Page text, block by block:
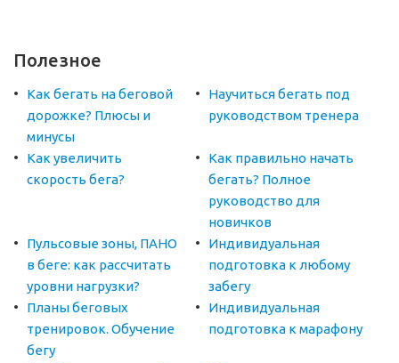
Полезное
Как бегать на беговой
дорожке? Плюсы и
минусы
Научиться бегать под
руководством тренера
Как увеличить
скорость бега?
Как правильно начать
бегать? Полное
руководство для
новичков
Пульсовые зоны, ПАНО
в беге: как рассчитать
уровни нагрузки?
Индивидуальная
подготовка к любому
забегу
Планы беговых
тренировок. Обучение
бегу
Индивидуальная
подготовка к марафону